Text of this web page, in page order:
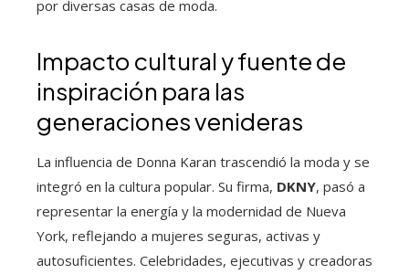
por diversas casas de moda.
Impacto cultural y fuente de
inspiración para las
generaciones venideras
La influencia de Donna Karan trascendió la moda y se
integró en la cultura popular. Su firma, DKNY, pasó a
representar la energía y la modernidad de Nueva
York, reflejando a mujeres seguras, activas y
autosuficientes. Celebridades, ejecutivas y creadoras